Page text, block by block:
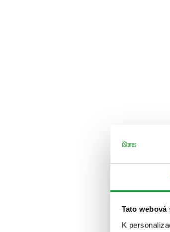
Tato
K